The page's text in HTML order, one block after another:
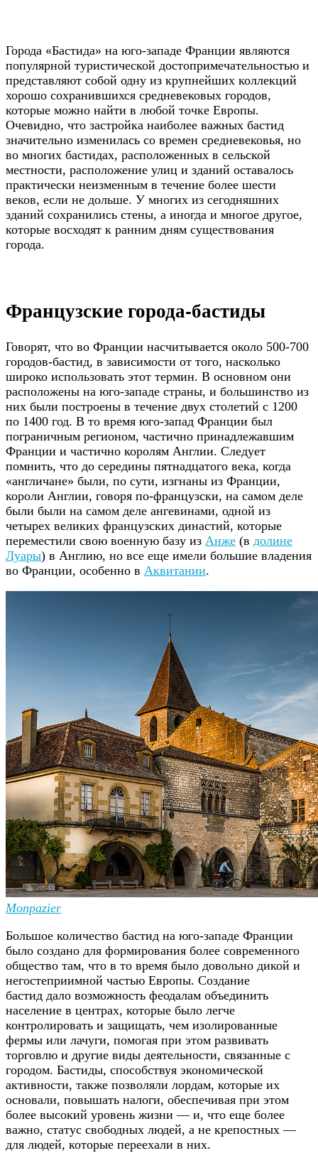
Города «Бастида» на юго-западе Франции являются
популярной туристической достопримечательностью и
представляют собой одну из крупнейших коллекций
хорошо сохранившихся средневековых городов,
которые можно найти в любой точке Европы.
Очевидно, что застройка наиболее важных бастид
значительно изменилась со времен средневековья, но
во многих бастидах, расположенных в сельской
местности, расположение улиц и зданий оставалось
практически неизменным в течение более шести
веков, если не дольше. У многих из сегодняшних
зданий сохранились стены, а иногда и многое другое,
которые восходят к ранним дням существования
города.
Французские города-бастиды
Говорят, что во Франции насчитывается около 500-700
городов-бастид, в зависимости от того, насколько
широко использовать этот термин. В основном они
расположены на юго-западе страны, и большинство из
них были построены в течение двух столетий с 1200
по 1400 год. В то время юго-запад Франции был
пограничным регионом, частично принадлежавшим
Франции и частично королям Англии. Следует
помнить, что до середины пятнадцатого века, когда
«англичане» были, по сути, изгнаны из Франции,
короли Англии, говоря по-французски, на самом деле
были были на самом деле ангевинами, одной из
четырех великих французских династий, которые
переместили свою военную базу из Анже (в долине
Луары) в Англию, но все еще имели большие владения
во Франции, особенно в Аквитании.
Monpazier
Большое количество бастид на юго-западе Франции
было создано для формирования более современного
общество там, что в то время было довольно дикой и
негостеприимной частью Европы. Создание
бастид дало возможность феодалам объединить
население в центрах, которые было легче
контролировать и защищать, чем изолированные
фермы или лачуги, помогая при этом развивать
торговлю и другие виды деятельности, связанные с
городом. Бастиды, способствуя экономической
активности, также позволяли лордам, которые их
основали, повышать налоги, обеспечивая при этом
более высокий уровень жизни — и, что еще более
важно, статус свободных людей, а не крепостных —
для людей, которые переехали в них.